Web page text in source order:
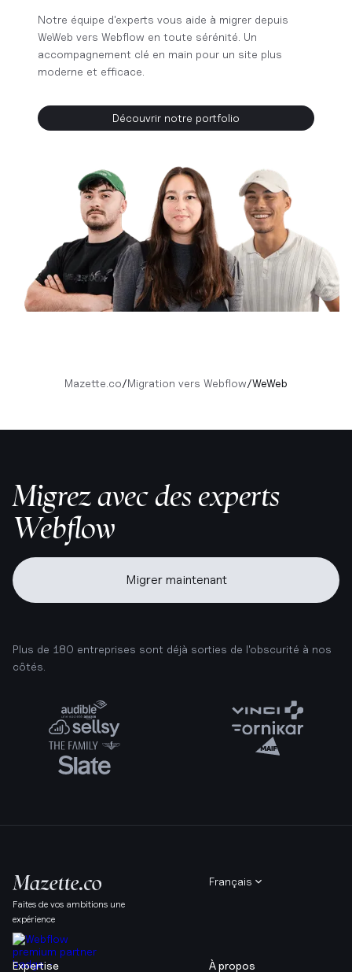
Notre équipe d'experts vous aide à migrer depuis
WeWeb vers Webflow en toute sérénité. Un
accompagnement clé en main pour un site plus
moderne et efficace.
Découvrir notre portfolio
Mazette.co/Migration vers Webflow/WeWeb
Migrez avec des experts
Webflow
Migrer maintenant
Plus de 180 entreprises sont déjà sorties de l'obscurité à nos
côtés.
Faites de vos ambitions une
expérience
Français
À propos
Expertise